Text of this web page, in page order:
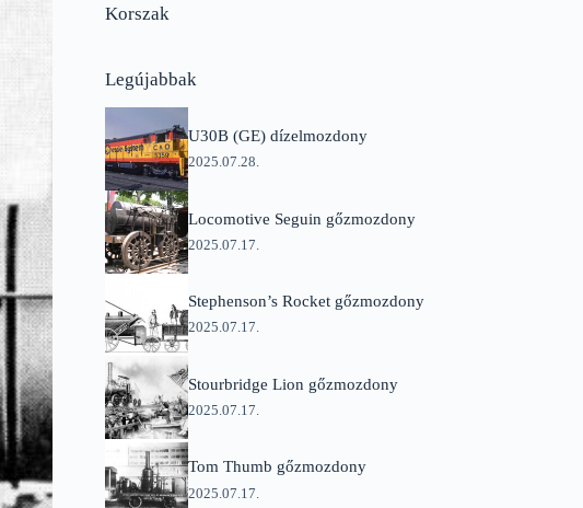
Korszak
Legújabbak
U30B (GE) dízelmozdony
2025.07.28.
Locomotive Seguin gőzmozdony
2025.07.17.
Stephenson’s Rocket gőzmozdony
2025.07.17.
Stourbridge Lion gőzmozdony
2025.07.17.
Tom Thumb gőzmozdony
2025.07.17.